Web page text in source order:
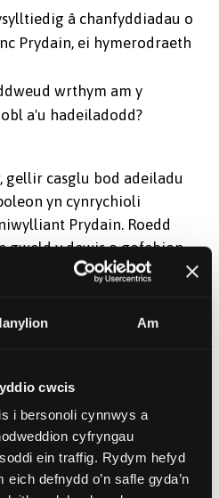
Am
cwcis
i bersonoli cynnwys a
cyfryngau
ein traffig. Rydym hefyd
defnydd o’n safle gyda’n
â chanfyddiadau o
Prydain, ei hymerodraeth
wrthym am y
a'u hadeiladodd?
gellir casglu bod adeiladu
yn cynrychioli
Prydain. Roedd
gweld y dewis o gofebion
arwyddion nad oes gan
mae arwyddocâd,
hunaniaeth
nad yw eu comisiynwyr
creu. Mae rhai wedi dod
a
fodd bynnag,